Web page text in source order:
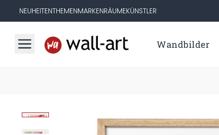
NEUHEITENTHEMENMARKENRÄUMEKÜNSTLER
Wandbilder